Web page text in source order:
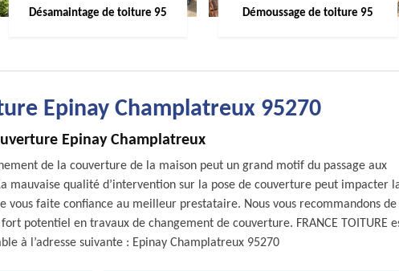
Désamaintage de toiture 95 Démoussage de toiture 95
Epinay Champlatreux 95270
Epinay Champlatreux
de la couverture de la maison peut un grand motif du passage aux
mauvaise qualité d’intervention sur la pose de couverture peut impacter
vous faite confiance au meilleur prestataire. Nous vous recommandons de
potentiel en travaux de changement de couverture. FRANCE TOITURE
à l’adresse suivante : Epinay Champlatreux 95270